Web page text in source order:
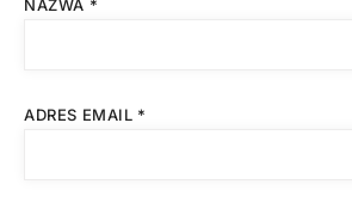
NAZWA *
ADRES EMAIL *